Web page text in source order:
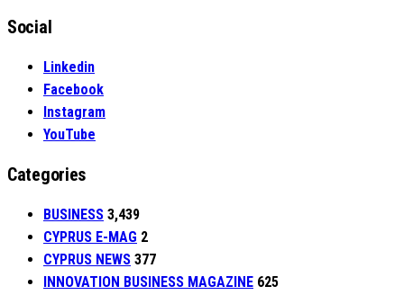
Social
Linkedin
Facebook
Instagram
YouTube
Categories
BUSINESS 3,439
CYPRUS E-MAG 2
CYPRUS NEWS 377
INNOVATION BUSINESS MAGAZINE 625